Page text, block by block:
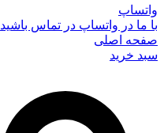
واتساپ
با ما در واتساپ در تماس باشید
صفحه اصلی
سبد خرید